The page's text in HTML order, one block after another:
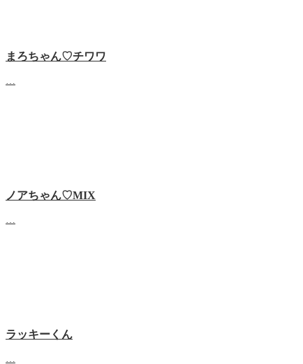
まろちゃん♡チワワ
ノアちゃん♡‬MIX
ラッキーくん